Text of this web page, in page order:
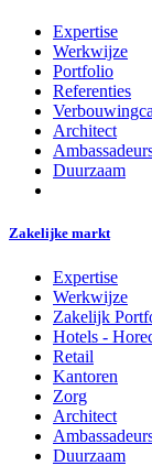
Expertise
Werkwijze
Portfolio
Referenties
Architect
Duurzaam
Zakelijke markt
Expertise
Werkwijze
Zakelijk
Hotels -
Retail
Kantoren
Zorg
Architect
Duurzaam